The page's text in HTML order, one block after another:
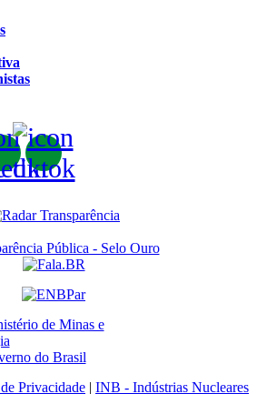
Privacidade | INB - Indústrias Nucleares